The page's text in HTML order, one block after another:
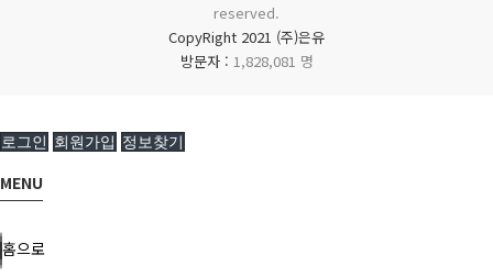
reserved.
CopyRight 2021 (주)은유
방문자 : 1,828,081 명
로그인 회원가입 정보찾기
MENU
홈으로